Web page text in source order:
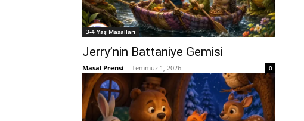
3-4 Yaş Masalları
Jerry’nin Battaniye Gemisi
Masal Prensi - Temmuz 1, 2026 0